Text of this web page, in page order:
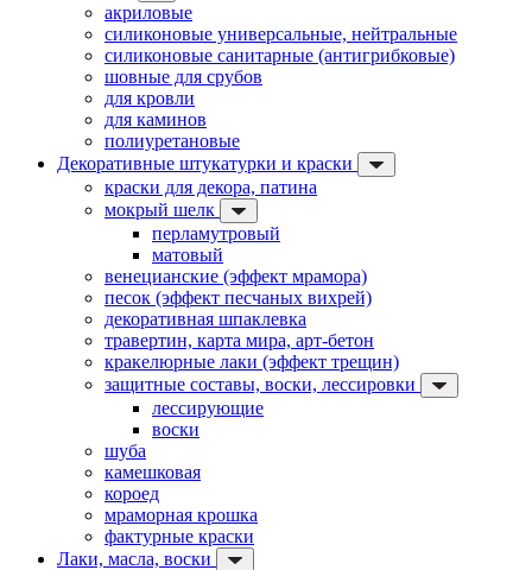
акриловые
силиконовые универсальные, нейтральные
силиконовые санитарные (антигрибковые)
шовные для срубов
для кровли
для каминов
полиуретановые
Декоративные штукатурки и краски
краски для декора, патина
мокрый шелк
перламутровый
матовый
венецианские (эффект мрамора)
песок (эффект песчаных вихрей)
декоративная шпаклевка
травертин, карта мира, арт-бетон
кракелюрные лаки (эффект трещин)
защитные составы, воски, лессировки
лессирующие
воски
шуба
камешковая
короед
мраморная крошка
фактурные краски
Лаки, масла, воски